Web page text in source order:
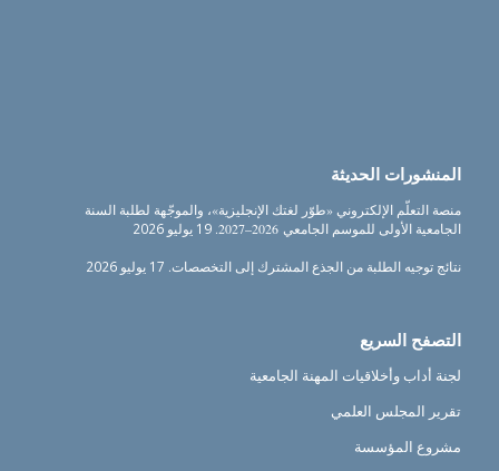
المنشورات الحديثة
منصة التعلّم الإلكتروني «طوّر لغتك الإنجليزية»، والموجّهة لطلبة السنة
الجامعية الأولى للموسم الجامعي 2026–2027.
19 يوليو 2026
نتائج توجيه الطلبة من الجذع المشترك إلى التخصصات. 17 يوليو 2026
التصفح السريع
لجنة أداب وأخلاقيات المهنة الجامعية
تقرير المجلس العلمي
مشروع المؤسسة